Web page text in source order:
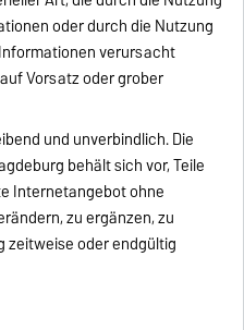
oder durch die Nutzung
verursacht
Vorsatz oder grober
und unverbindlich. Die
behält sich vor, Teile
Internetangebot ohne
zu ergänzen, zu
zeitweise oder endgültig